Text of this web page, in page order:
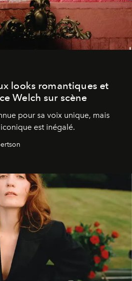
looks romantiques et
Welch sur scène
pour sa voix unique, mais
est inégalé.